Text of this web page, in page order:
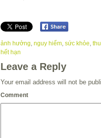
ảnh hưởng, nguy hiểm, sức khỏe,
hết hạn
Leave a Reply
Your email address will not be
Comment